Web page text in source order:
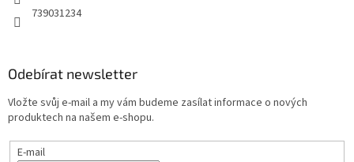
739031234
Odebírat newsletter
Vložte svůj e-mail a my vám budeme zasílat informace o nových
produktech na našem e-shopu.
E-mail